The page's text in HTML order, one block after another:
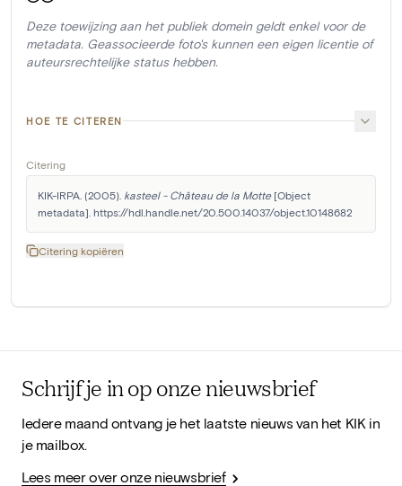
Deze toewijzing aan het publiek domein geldt enkel voor de
metadata. Geassocieerde foto's kunnen een eigen licentie of
auteursrechtelijke status hebben.
HOE TE CITEREN
Citering
KIK-IRPA. (2005). kasteel - Château de la Motte [Object
metadata]. https://hdl.handle.net/20.500.14037/object.10148682
Citering kopiëren
Schrijf je in op onze nieuwsbrief
Iedere maand ontvang je het laatste nieuws van het KIK in
je mailbox.
Lees meer over onze nieuwsbrief